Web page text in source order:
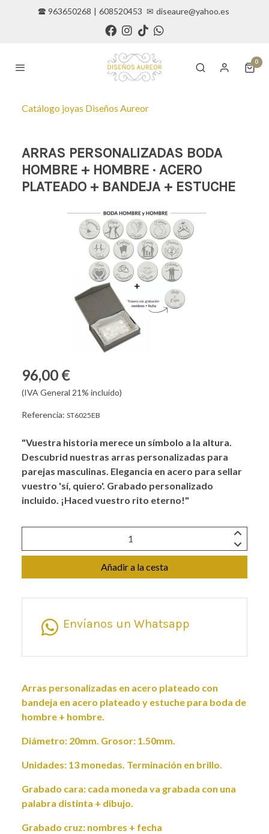
🕿 963650268 | 608520453 ✉ diseaure@yahoo.es
0
Catálogo joyas Diseños Aureor
ARRAS PERSONALIZADAS BODA
HOMBRE + HOMBRE · ACERO
PLATEADO + BANDEJA + ESTUCHE
96,00 €
(IVA General 21% incluido)
Referencia: ST6025EB
"Vuestra historia merece un símbolo a la altura.
Descubrid nuestras arras personalizadas para
parejas masculinas. Elegancia en acero para sellar
vuestro 'sí, quiero'. Grabado personalizado
incluido. ¡Haced vuestro rito eterno!"
Añadir a la cesta
Envíanos un Whatsapp
Arras personalizadas en acero plateado con
bandeja en acero plateado y estuche para boda de
hombre + hombre.
Diámetro: 20mm. Grosor: 1.50mm.
Unidades: 13 monedas. Terminación en brillo.
Grabado cara: cada moneda va grabada con una
palabra distinta + dibujo.
Grabado cruz: nombres + fecha